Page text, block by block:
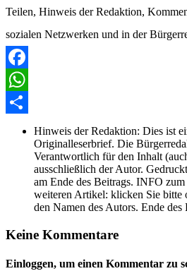
Teilen, Hinweis der Redaktion,
sozialen Netzwerken und in der
Facebook
WhatsApp
Hinweis der Redaktion: Dies ist
Originalleserbrief. Die
Verantwortlich für den Inhalt
ausschließlich der Autor.
am Ende des Beitrags. INFO
weiteren Artikel: klicken Sie bitte
den Namen des Autors. Ende des
Keine Kommentare
Einloggen, um einen Kommentar zu